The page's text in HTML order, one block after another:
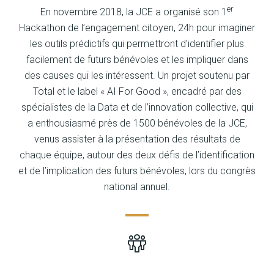
En novembre 2018, la JCE a organisé son 1 er
Hackathon de l’engagement citoyen, 24h pour imaginer
les outils prédictifs qui permettront d’identifier plus
facilement de futurs bénévoles et les impliquer dans
des causes qui les intéressent. Un projet soutenu par
Total et le label « AI For Good », encadré par des
spécialistes de la Data et de l’innovation collective, qui
a enthousiasmé près de 1500 bénévoles de la JCE,
venus assister à la présentation des résultats de
chaque équipe, autour des deux défis de l’identification
et de l’implication des futurs bénévoles, lors du congrès
national annuel.